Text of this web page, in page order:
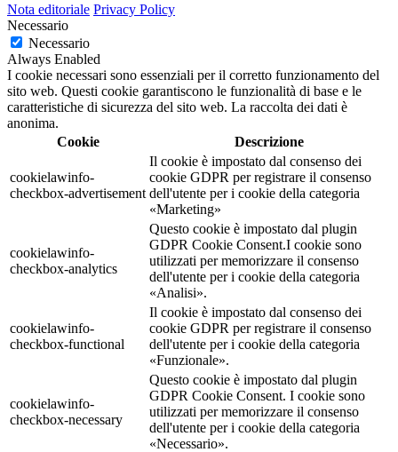
Nota editoriale Privacy Policy
Necessario
Necessario
Always Enabled
I cookie necessari sono essenziali per il corretto funzionamento del
sito web. Questi cookie garantiscono le funzionalità di base e le
caratteristiche di sicurezza del sito web. La raccolta dei dati è
anonima.
Cookie
Descrizione
cookielawinfo-
checkbox-advertisement
Il cookie è impostato dal consenso dei
cookie GDPR per registrare il consenso
dell'utente per i cookie della categoria
«Marketing»
cookielawinfo-
checkbox-analytics
Questo cookie è impostato dal plugin
GDPR Cookie Consent.I cookie sono
utilizzati per memorizzare il consenso
dell'utente per i cookie della categoria
«Analisi».
cookielawinfo-
checkbox-functional
Il cookie è impostato dal consenso dei
cookie GDPR per registrare il consenso
dell'utente per i cookie della categoria
«Funzionale».
cookielawinfo-
checkbox-necessary
Questo cookie è impostato dal plugin
GDPR Cookie Consent. I cookie sono
utilizzati per memorizzare il consenso
dell'utente per i cookie della categoria
«Necessario».